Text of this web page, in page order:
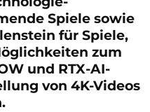
Spiele sowie
für Spiele,
zum
und RTX-AI-
von 4K-Videos